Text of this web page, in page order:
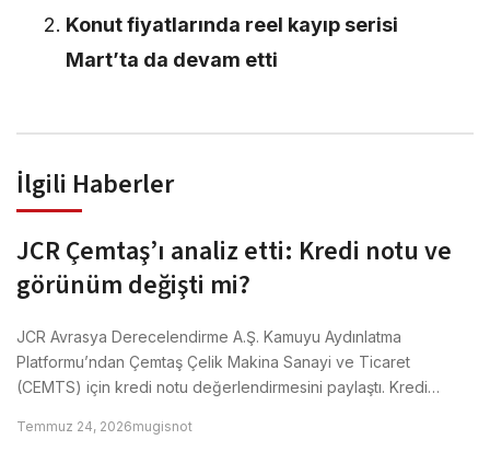
Konut fiyatlarında reel kayıp serisi
Mart’ta da devam etti
İlgili Haberler
JCR Çemtaş’ı analiz etti: Kredi notu ve
görünüm değişti mi?
JCR Avrasya Derecelendirme A.Ş. Kamuyu Aydınlatma
Platformu’ndan Çemtaş Çelik Makina Sanayi ve Ticaret
(CEMTS) için kredi notu değerlendirmesini paylaştı. Kredi…
Temmuz 24, 2026mugisnot